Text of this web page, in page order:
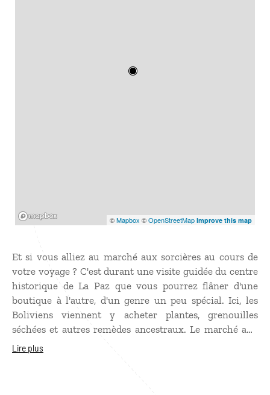
©Mapbox ©OpenStreetMap Improve this map
Et si vous alliez au marché aux sorcières au cours de
votre voyage ? C'est durant une visite guidée du centre
historique de La Paz que vous pourrez flâner d'une
boutique à l'autre, d'un genre un peu spécial. Ici, les
Boliviens viennent y acheter plantes, grenouilles
séchées et autres remèdes ancestraux. Le marché aux
sorcières est notamment connu pour ses fœtus de
Lire plus